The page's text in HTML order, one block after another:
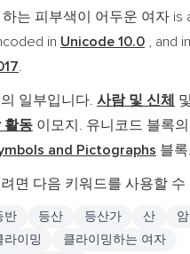
는 피부색이 어두운 여자 is
in Unicode 10.0 , and
.
일부입니다. 사람 및 신체
활동 이모지. 유니코드 블록
and Pictographs 블록.
면 다음 키워드를 사용할 수
반 등산 등산가 산
라이밍
클라이밍하는 여자